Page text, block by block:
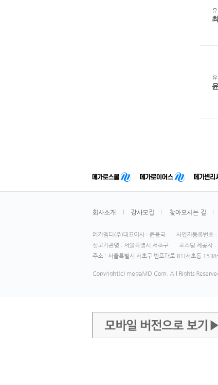
회사소개 강사모집 찾아오시는 길
메가엠디(주)대표이사 : 윤용국
사업자등록번
신고기관명 : 서울특별시 서초구
호스팅 제공자 :
주소 : 서울특별시 서초구 반포대로 81(서초동
Copyright(c) megaMD Corp. All Rights